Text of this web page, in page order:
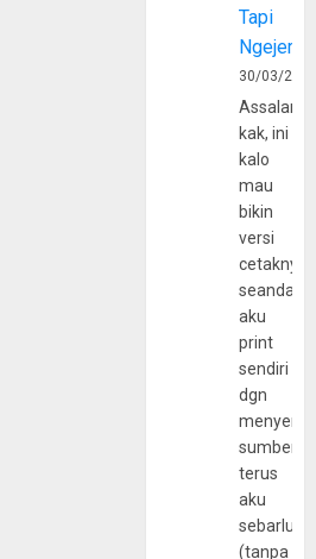
Tapi
30/03/
kak, ini
kalo
mau
bikin
versi
cetaknya
aku
print
sendiri
dgn
sumber
terus
aku
(tanpa